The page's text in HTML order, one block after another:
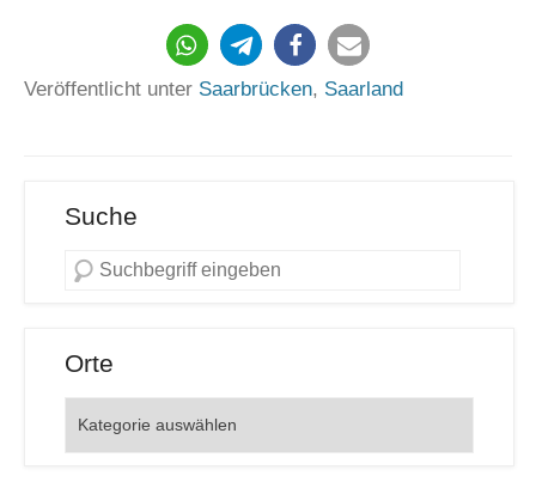
569
Veröffentlicht unter Saarbrücken, Saarland
Suche
Orte